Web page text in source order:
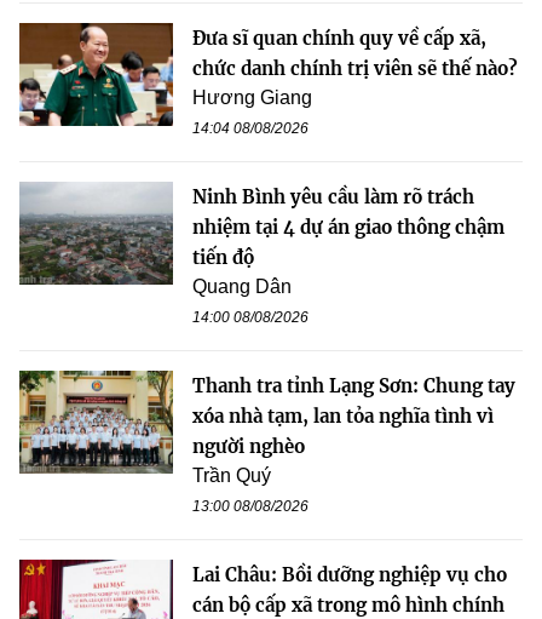
Đưa sĩ quan chính quy về cấp xã,
chức danh chính trị viên sẽ thế nào?
Hương Giang
14:04 08/08/2026
Ninh Bình yêu cầu làm rõ trách
nhiệm tại 4 dự án giao thông chậm
tiến độ
Quang Dân
14:00 08/08/2026
Thanh tra tỉnh Lạng Sơn: Chung tay
xóa nhà tạm, lan tỏa nghĩa tình vì
người nghèo
Trần Quý
13:00 08/08/2026
Lai Châu: Bồi dưỡng nghiệp vụ cho
cán bộ cấp xã trong mô hình chính